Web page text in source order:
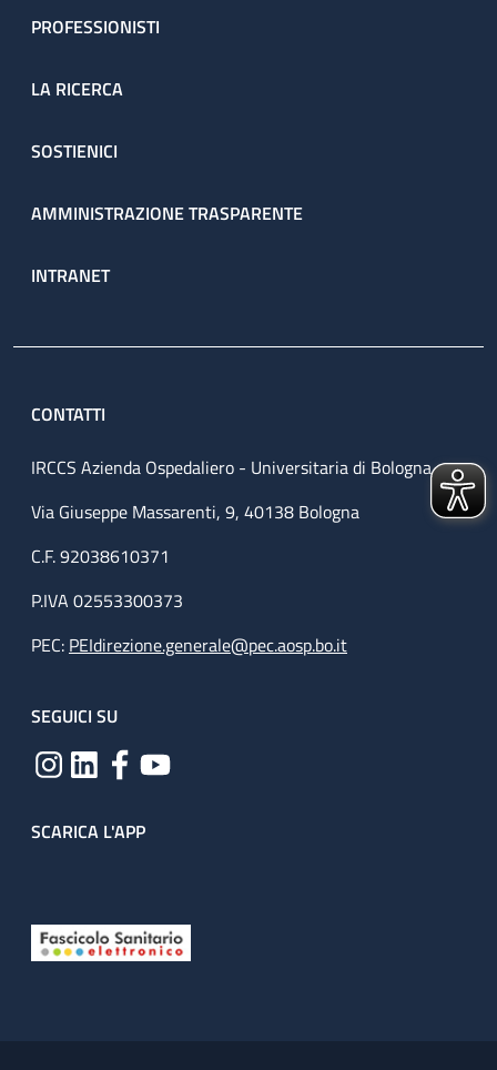
PROFESSIONISTI
LA RICERCA
SOSTIENICI
AMMINISTRAZIONE TRASPARENTE
INTRANET
CONTATTI
IRCCS Azienda Ospedaliero - Universitaria di Bologna
Via Giuseppe Massarenti, 9, 40138 Bologna
C.F. 92038610371
P.IVA 02553300373
PEC: PEIdirezione.generale@pec.aosp.bo.it
SEGUICI SU
SCARICA L'APP